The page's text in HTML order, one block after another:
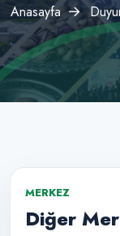
Anasayfa
MERKEZ
Diğer